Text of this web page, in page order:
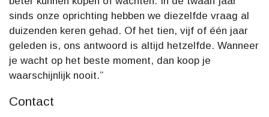
sinds onze oprichting hebben we diezelfde vraag al
duizenden keren gehad. Of het tien, vijf of één jaar
geleden is, ons antwoord is altijd hetzelfde. Wanneer
je wacht op het beste moment, dan koop je
waarschijnlijk nooit.”
Contact